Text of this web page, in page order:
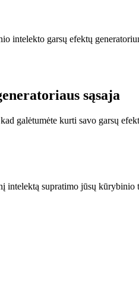
intelekto garsų efektų
sąsaja
galėtumėte kurti savo garsų
intelektą supratimo jūsų kūrybinio